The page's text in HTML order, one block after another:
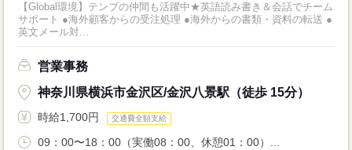
【Global環境】テンプの仲間も活躍中★英語読み書き＆会話でチーム
サポート ●海外顧客からの受注処理 ●海外からの書類・資料の転送 ●
英文メール対...
営業事務
神奈川県横浜市金沢区/金沢八景駅（徒歩 15分）
時給1,700円 交通費全額支給
09：00〜18：00（実働08：00、休憩01：00）...